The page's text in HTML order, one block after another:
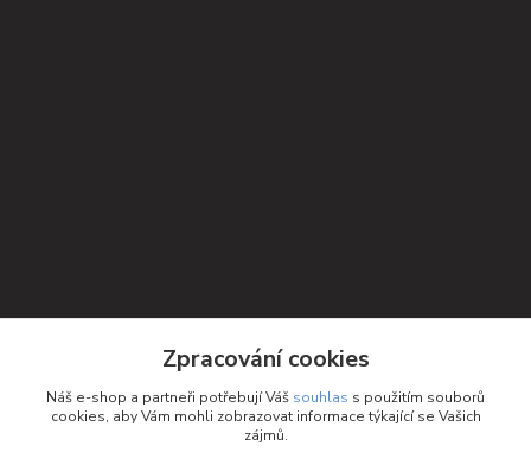
Zpracování cookies
Náš e-shop a partneři potřebují Váš souhlas s použitím souborů
cookies, aby Vám mohli zobrazovat informace týkající se Vašich
zájmů.